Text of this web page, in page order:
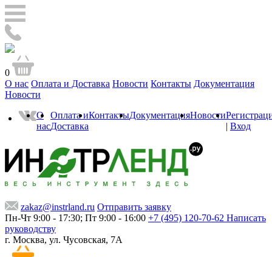
0
О нас Оплата и Доставка Новости Контакты Документация
Новости
О
нас
Оплата и
Доставка
КонтактыДокументацияНовости
| Вход
zakaz@instrland.ru Отправить заявку
Пн-Чт 9:00 - 17:30; Пт 9:00 - 16:00 +7 (495) 120-70-62 Написать
руководству
г. Москва, ул. Чусовская, 7А